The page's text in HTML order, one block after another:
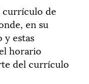
currículo de
en su
y estas
horario
del currículo